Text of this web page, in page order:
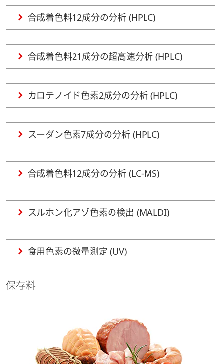
合成着色料12成分の分析 (HPLC)
合成着色料21成分の超高速分析 (HPLC)
カロテノイド色素2成分の分析 (HPLC)
スーダン色素7成分の分析 (HPLC)
合成着色料12成分の分析 (LC-MS)
スルホン化アゾ色素の検出 (MALDI)
食用色素の微量測定 (UV)
保存料